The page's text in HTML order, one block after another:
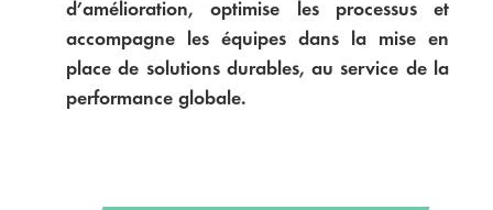
d’amélioration, optimise les processus et
accompagne les équipes dans la mise en
place de solutions durables, au service de la
performance globale.